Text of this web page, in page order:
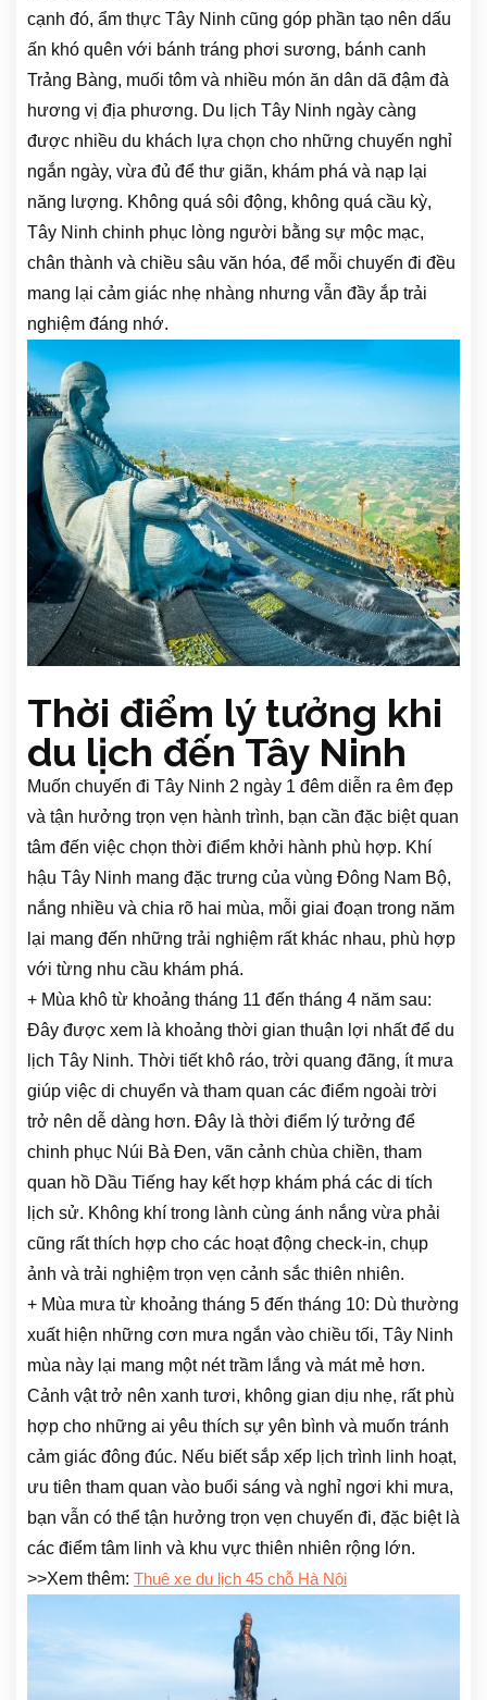
cạnh đó, ẩm thực Tây Ninh cũng góp phần tạo nên dấu
ấn khó quên với bánh tráng phơi sương, bánh canh
Trảng Bàng, muối tôm và nhiều món ăn dân dã đậm đà
hương vị địa phương. Du lịch Tây Ninh ngày càng
được nhiều du khách lựa chọn cho những chuyến nghỉ
ngắn ngày, vừa đủ để thư giãn, khám phá và nạp lại
năng lượng. Không quá sôi động, không quá cầu kỳ,
Tây Ninh chinh phục lòng người bằng sự mộc mạc,
chân thành và chiều sâu văn hóa, để mỗi chuyến đi đều
mang lại cảm giác nhẹ nhàng nhưng vẫn đầy ắp trải
nghiệm đáng nhớ.
Thời điểm lý tưởng khi
du lịch đến Tây Ninh
Muốn chuyến đi Tây Ninh 2 ngày 1 đêm diễn ra êm đẹp
và tận hưởng trọn vẹn hành trình, bạn cần đặc biệt quan
tâm đến việc chọn thời điểm khởi hành phù hợp. Khí
hậu Tây Ninh mang đặc trưng của vùng Đông Nam Bộ,
nắng nhiều và chia rõ hai mùa, mỗi giai đoạn trong năm
lại mang đến những trải nghiệm rất khác nhau, phù hợp
với từng nhu cầu khám phá.
+ Mùa khô từ khoảng tháng 11 đến tháng 4 năm sau:
Đây được xem là khoảng thời gian thuận lợi nhất để du
lịch Tây Ninh. Thời tiết khô ráo, trời quang đãng, ít mưa
giúp việc di chuyển và tham quan các điểm ngoài trời
trở nên dễ dàng hơn. Đây là thời điểm lý tưởng để
chinh phục Núi Bà Đen, vãn cảnh chùa chiền, tham
quan hồ Dầu Tiếng hay kết hợp khám phá các di tích
lịch sử. Không khí trong lành cùng ánh nắng vừa phải
cũng rất thích hợp cho các hoạt động check-in, chụp
ảnh và trải nghiệm trọn vẹn cảnh sắc thiên nhiên.
+ Mùa mưa từ khoảng tháng 5 đến tháng 10: Dù thường
xuất hiện những cơn mưa ngắn vào chiều tối, Tây Ninh
mùa này lại mang một nét trầm lắng và mát mẻ hơn.
Cảnh vật trở nên xanh tươi, không gian dịu nhẹ, rất phù
hợp cho những ai yêu thích sự yên bình và muốn tránh
cảm giác đông đúc. Nếu biết sắp xếp lịch trình linh hoạt,
ưu tiên tham quan vào buổi sáng và nghỉ ngơi khi mưa,
bạn vẫn có thể tận hưởng trọn vẹn chuyến đi, đặc biệt là
các điểm tâm linh và khu vực thiên nhiên rộng lớn.
>>Xem thêm: Thuê xe du lịch 45 chỗ Hà Nội